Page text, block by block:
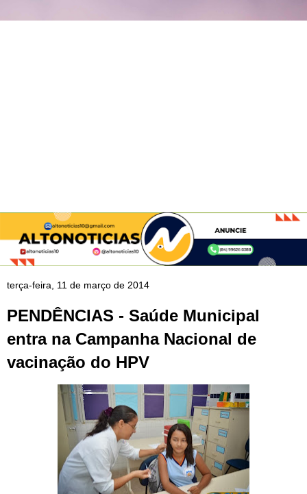
terça-feira, 11 de março de 2014
PENDÊNCIAS - Saúde Municipal
entra na Campanha Nacional de
vacinação do HPV